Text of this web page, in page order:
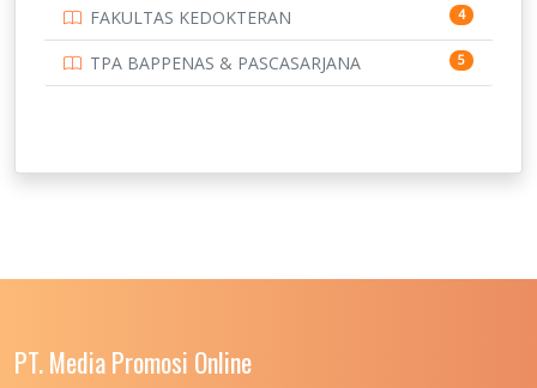
11
159
UNIVERSITAS JEMBER
UNIVERSITAS MALIKUSSALEH
FAKULTAS KEDOKTERAN 4
TPA BAPPENAS & PASCASARJANA 5
PT. Media Promosi Online